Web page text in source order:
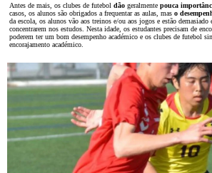
Antes de mais, os clubes de futebol dão geralmente pouca
casos, os alunos são obrigados a frequentar as aulas, mas o
da escola, os alunos vão aos treinos e/ou aos jogos e estão demasiado
concentrarem nos estudos. Nesta idade, os estudantes precisam de
poderem ter um bom desempenho académico e os clubes de futebol
encorajamento académico.